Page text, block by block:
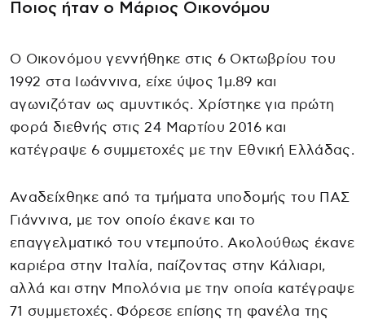
Ποιος ήταν ο Μάριος Οικονόμου
Ο Οικονόμου γεννήθηκε στις 6 Οκτωβρίου του
1992 στα Ιωάννινα, είχε ύψος 1μ.89 και
αγωνιζόταν ως αμυντικός. Χρίστηκε για πρώτη
φορά διεθνής στις 24 Μαρτίου 2016 και
κατέγραψε 6 συμμετοχές με την Εθνική Ελλάδας.
Αναδείχθηκε από τα τμήματα υποδομής του ΠΑΣ
Γιάννινα, με τον οποίο έκανε και το
επαγγελματικό του ντεμπούτο. Ακολούθως έκανε
καριέρα στην Ιταλία, παίζοντας στην Κάλιαρι,
αλλά και στην Μπολόνια με την οποία κατέγραψε
71 συμμετοχές. Φόρεσε επίσης τη φανέλα της